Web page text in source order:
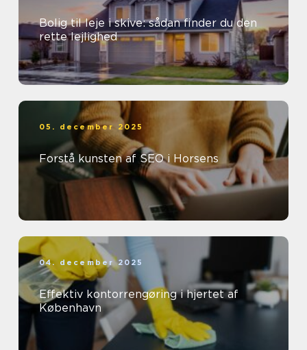
Bolig til leje i skive: sådan finder du den
rette lejlighed
05. december 2025
Forstå kunsten af SEO i Horsens
04. december 2025
Effektiv kontorrengøring i hjertet af
København